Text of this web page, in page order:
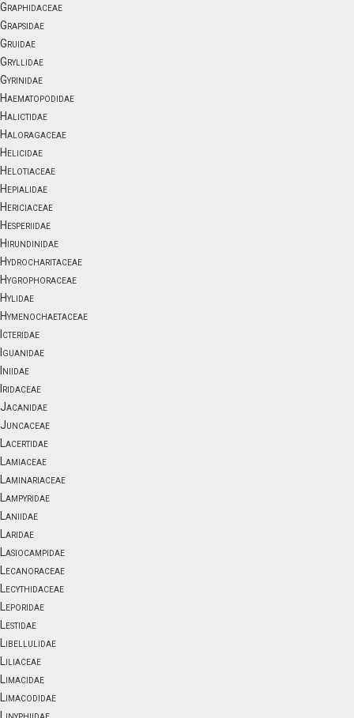
Graphidaceae
Grapsidae
Gruidae
Gryllidae
Gyrinidae
Haematopodidae
Halictidae
Haloragaceae
Helicidae
Helotiaceae
Hepialidae
Hericiaceae
Hesperiidae
Hirundinidae
Hydrocharitaceae
Hygrophoraceae
Hylidae
Hymenochaetaceae
Icteridae
Iguanidae
Iniidae
Iridaceae
Jacanidae
Juncaceae
Lacertidae
Lamiaceae
Laminariaceae
Lampyridae
Laniidae
Laridae
Lasiocampidae
Lecanoraceae
Lecythidaceae
Leporidae
Lestidae
Libellulidae
Liliaceae
Limacidae
Limacodidae